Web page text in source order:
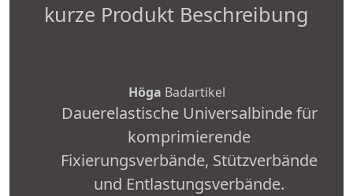
kurze Produkt Beschreibung
Höga Badartikel
Dauerelastische Universalbinde für
komprimierende
Fixierungsverbände, Stützverbände
und Entlastungsverbände.